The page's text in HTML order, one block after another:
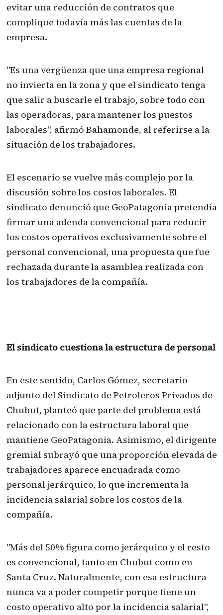
evitar una reducción de contratos que
complique todavía más las cuentas de la
empresa.
"Es una vergüenza que una empresa regional
no invierta en la zona y que el sindicato tenga
que salir a buscarle el trabajo, sobre todo con
las operadoras, para mantener los puestos
laborales", afirmó Bahamonde, al referirse a la
situación de los trabajadores.
El escenario se vuelve más complejo por la
discusión sobre los costos laborales. El
sindicato denunció que GeoPatagonia pretendía
firmar una adenda convencional para reducir
los costos operativos exclusivamente sobre el
personal convencional, una propuesta que fue
rechazada durante la asamblea realizada con
los trabajadores de la compañía.
El sindicato cuestiona la estructura de personal
En este sentido, Carlos Gómez, secretario
adjunto del Sindicato de Petroleros Privados de
Chubut, planteó que parte del problema está
relacionado con la estructura laboral que
mantiene GeoPatagonia. Asimismo, el dirigente
gremial subrayó que una proporción elevada de
trabajadores aparece encuadrada como
personal jerárquico, lo que incrementa la
incidencia salarial sobre los costos de la
compañía.
"Más del 50% figura como jerárquico y el resto
es convencional, tanto en Chubut como en
Santa Cruz. Naturalmente, con esa estructura
nunca va a poder competir porque tiene un
costo operativo alto por la incidencia salarial",